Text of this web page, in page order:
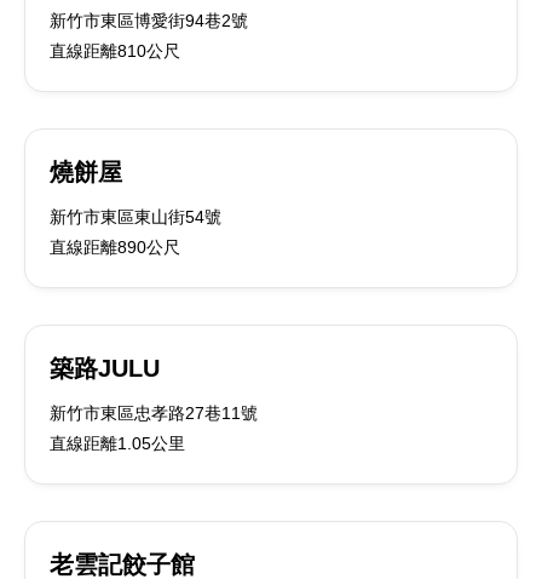
新竹市東區博愛街94巷2號
直線距離810公尺
燒餅屋
新竹市東區東山街54號
直線距離890公尺
築路JULU
新竹市東區忠孝路27巷11號
直線距離1.05公里
老雲記餃子館